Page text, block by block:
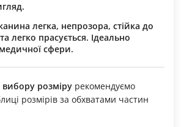
легка, непрозора, стійка до
легко прасується. Ідеально
сфери.
розміру рекомендуємо
розмірів за обхватами частин